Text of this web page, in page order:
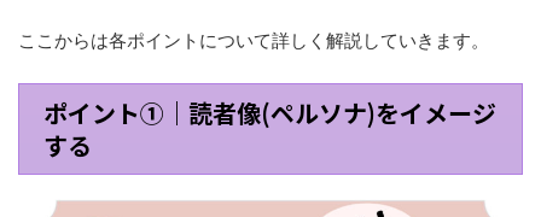
ここからは各ポイントについて詳しく解説していきます。
ポイント①｜読者像(ペルソナ)をイメージ
する